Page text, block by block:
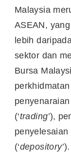
Malaysia
ASEAN,
lebih
sektor dan
Bursa
penyenaraian
(‘trading’),
penyelesaian
(‘depository’).